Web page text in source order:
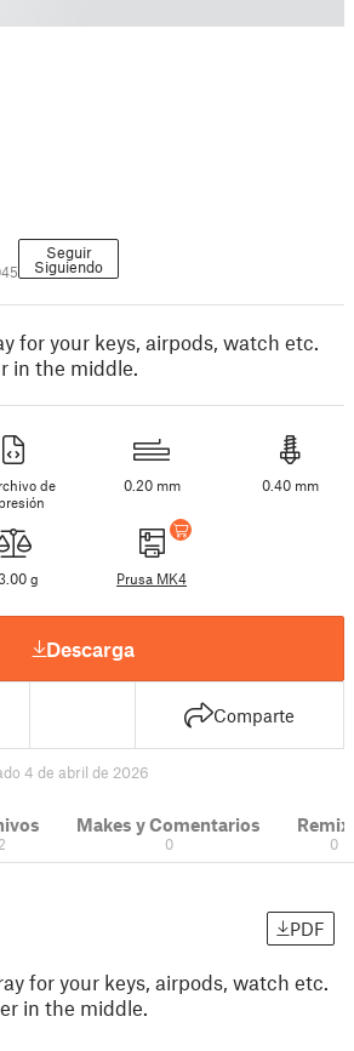
Seguir
Siguiendo
for your keys, airpods, watch etc.
in the middle.
de
0.20 mm 0.40 mm
g Prusa MK4
Descarga
Comparte
4 de abril de 2026
2
Makes y Comentarios
0 0
PDF
for your keys, airpods, watch etc.
in the middle.